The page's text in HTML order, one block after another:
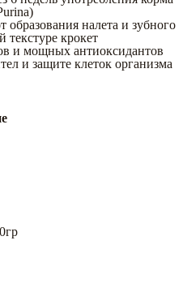
образования налета и зубного
текстуре крокет
и мощных антиоксидантов
и защите клеток организма